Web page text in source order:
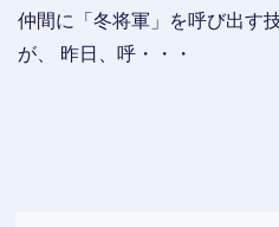
仲間に「冬将軍」を呼び出す
が、 昨日、呼・・・